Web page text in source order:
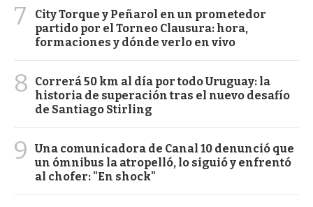
7
City Torque y Peñarol en un prometedor
partido por el Torneo Clausura: hora,
formaciones y dónde verlo en vivo
8
Correrá 50 km al día por todo Uruguay: la
historia de superación tras el nuevo desafío
de Santiago Stirling
9
Una comunicadora de Canal 10 denunció que
un ómnibus la atropelló, lo siguió y enfrentó
al chofer: "En shock"